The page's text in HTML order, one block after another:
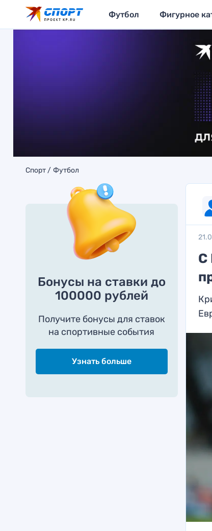
Футбол Фигурное
Спорт Футбол
Бонусы на ставки до
100000 рублей
Получите бонусы для ставок
на спортивные события
Узнать больше
С